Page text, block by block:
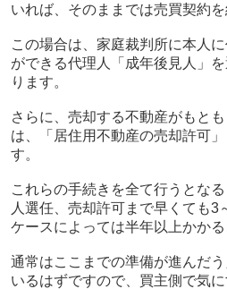
いれば、そのままでは売買契約
この場合は、家庭裁判所に本人
ができる代理人「成年後見人」
ります。
さらに、売却する不動産がもと
は、「居住用不動産の売却許可
す。
これらの手続きを全て行うとな
人選任、売却許可まで早くても3
ケースによっては半年以上かかる
通常はここまでの準備が進んだ
いるはずですので、買主側で気